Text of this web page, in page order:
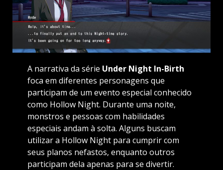
A narrativa da série Under Night In-Birth
foca em diferentes personagens que
participam de um evento especial conhecido
como Hollow Night. Durante uma noite,
monstros e pessoas com habilidades
especiais andam à solta. Alguns buscam
utilizar a Hollow Night para cumprir com
seus planos nefastos, enquanto outros
participam dela apenas para se divertir.